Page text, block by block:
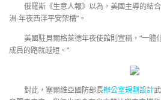
俄羅斯《生意人報》以為，美國主導的結
洲-年夜西洋平安架構”。
美國駐貝爾格萊德年夜使館則宣稱，“一體
成員的路就越短。”
對此，塞爾維亞國防部長辦公室規劃設計